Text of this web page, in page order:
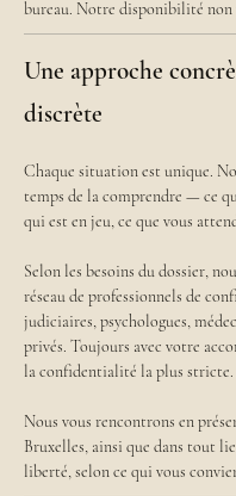
bureau. Notre disponibilité non
Une approche
discrète
Chaque situation est unique.
temps de la comprendre — ce
qui est en jeu, ce que vous
Selon les besoins du dossier,
réseau de professionnels de
judiciaires, psychologues,
privés. Toujours avec votre
la confidentialité la plus stricte.
Nous vous rencontrons en
Bruxelles, ainsi que dans tout
liberté, selon ce qui vous